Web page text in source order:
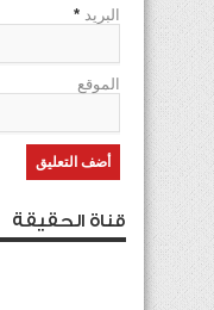
البريد *
الموقع
قناة الحقيقة